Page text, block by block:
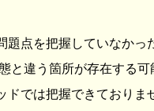
題点を把握していなか
と違う箇所が存在する
ドでは把握できておりま